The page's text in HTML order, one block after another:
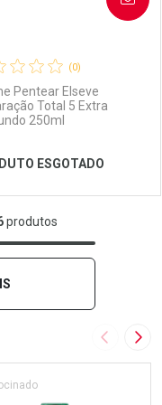
Desconto Convênio
(0)
Pentear Elseve
Total 5 Extra
250ml
ESGOTADO
produtos
Imagem